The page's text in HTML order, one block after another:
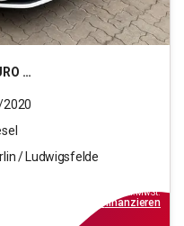
/ Ludwigsfelde
inkl.MwSt.
finanzieren